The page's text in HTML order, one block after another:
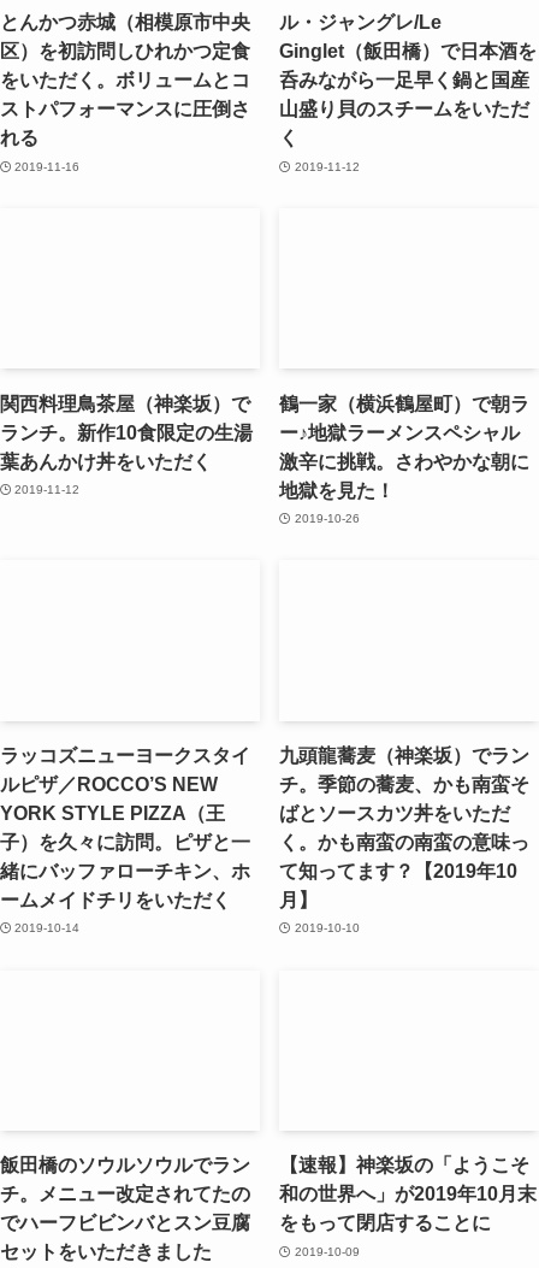
とんかつ赤城（相模原市中央
区）を初訪問しひれかつ定食
をいただく。ボリュームとコ
ストパフォーマンスに圧倒さ
れる
2019-11-16
ル・ジャングレ/Le
Ginglet（飯田橋）で日本酒を
呑みながら一足早く鍋と国産
山盛り貝のスチームをいただ
く
2019-11-12
関西料理鳥茶屋（神楽坂）で
ランチ。新作10食限定の生湯
葉あんかけ丼をいただく
2019-11-12
鶴一家（横浜鶴屋町）で朝ラ
ー♪地獄ラーメンスペシャル
激辛に挑戦。さわやかな朝に
地獄を見た！
2019-10-26
ラッコズニューヨークスタイ
ルピザ／ROCCO’S NEW
YORK STYLE PIZZA（王
子）を久々に訪問。ピザと一
緒にバッファローチキン、ホ
ームメイドチリをいただく
2019-10-14
九頭龍蕎麦（神楽坂）でラン
チ。季節の蕎麦、かも南蛮そ
ばとソースカツ丼をいただ
く。かも南蛮の南蛮の意味っ
て知ってます？【2019年10
月】
2019-10-10
飯田橋のソウルソウルでラン
チ。メニュー改定されてたの
でハーフビビンバとスン豆腐
セットをいただきました
【速報】神楽坂の「ようこそ
和の世界へ」が2019年10月末
をもって閉店することに
2019-10-09